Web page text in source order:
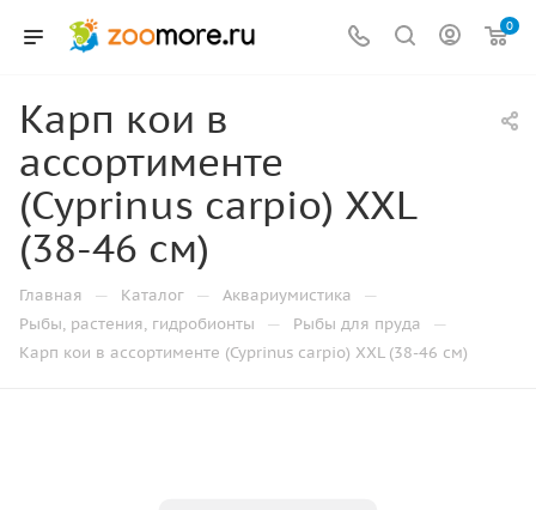
0
Карп кои в
ассортименте
(Cyprinus carpio) XXL
(38-46 см)
Главная — Каталог — Аквариумистика —
Рыбы, растения, гидробионты — Рыбы для пруда —
Карп кои в ассортименте (Cyprinus carpio) XXL (38-46 см)